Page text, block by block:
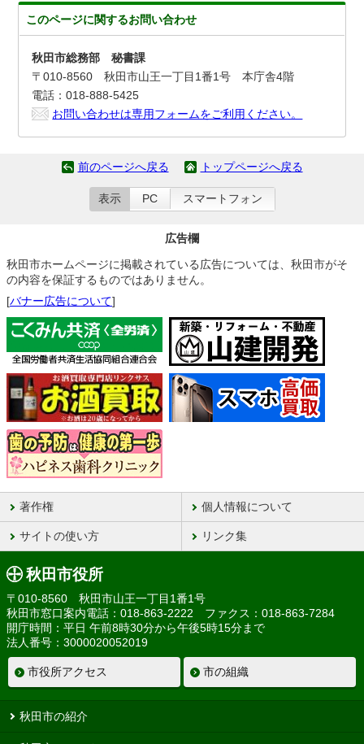
このページに関するお問い合わせ
秋田市総務部 秘書課
〒010-8560 秋田市山王一丁目1番1号 本庁舎4階
電話：018-888-5425
お問い合わせは専用フォームをご利用ください。
前のページへ戻る トップページへ戻る
表示 PC スマートフォン
広告欄
秋田市ホームページに掲載されている広告については、秋田市がそ
の内容を保証するものではありません。
[バナー広告について]
著作権 個人情報について
サイトの使い方 リンク集
秋田市役所
〒010-8560 秋田市山王一丁目1番1号
秋田市窓口案内電話：018-863-2222 ファクス：018-863-7284
開庁時間：平日 午前8時30分から午後5時15分まで
法人番号：3000020052019
市役所アクセス 市の組織
秋田市の紹介